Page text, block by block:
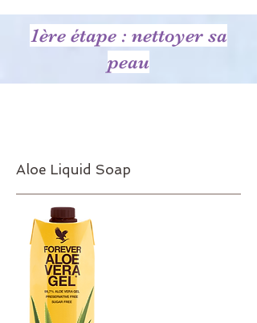
1ère étape : nettoyer sa
peau
Aloe Liquid Soap